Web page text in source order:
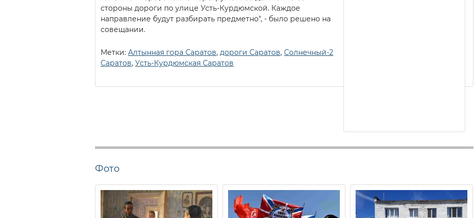
стороны дороги по улице Усть-Курдюмской. Каждое
направление будут разбирать предметно", - было решено на
совещании.
Метки: Алтынная гора Саратов, дороги Саратов, Солнечный-2
Саратов, Усть-Курдюмская Саратов
Фото